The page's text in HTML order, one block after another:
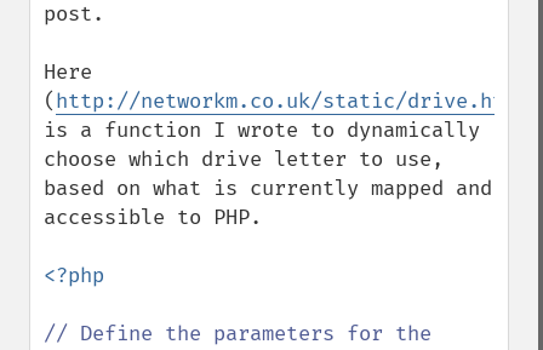
post.
Here
(http://networkm.co.uk/static/drive.html
is a function I wrote to dynamically
choose which drive letter to use,
based on what is currently mapped and
accessible to PHP.
<?php
// Define the parameters for the